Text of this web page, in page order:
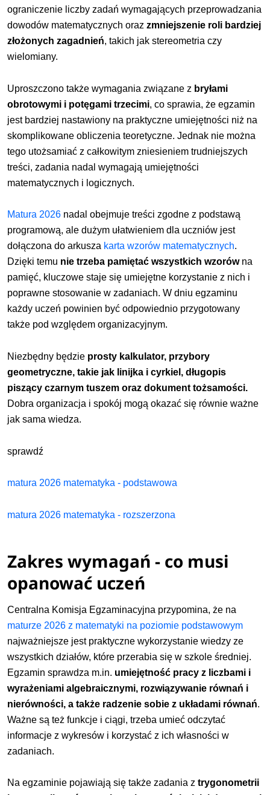
ograniczenie liczby zadań wymagających przeprowadzania
dowodów matematycznych orazzmniejszenie roli bardziej
złożonych zagadnień, takich jak stereometria czy
wielomiany.
Uproszczonotakże wymagania związane z bryłami
obrotowymi i potęgami trzecimi, co sprawia, że egzamin
jest bardziej nastawiony na praktyczne umiejętności niż na
skomplikowane obliczenia teoretyczne. Jednak nie można
tego utożsamiać z całkowitym zniesieniemtrudniejszych
treści, zadania nadal wymagają umiejętności
matematycznych i logicznych.
Matura 2026 nadal obejmuje treści zgodne z podstawą
programową, ale dużym ułatwieniem dla uczniów jest
dołączona do arkusza karta wzorów matematycznych.
Dzięki temu nie trzeba pamiętać wszystkich wzorówna
pamięć, kluczowe staje się umiejętne korzystanie z nich i
poprawne stosowanie w zadaniach. W dniu egzaminu
każdy uczeń powinien być odpowiednio przygotowany
także pod względem organizacyjnym.
Niezbędny będzie prosty kalkulator, przybory
geometryczne, takie jak linijka i cyrkiel, długopis
piszący czarnym tuszem oraz dokument tożsamości.
Dobra organizacja i spokój mogą okazać się równieważne
jak sama wiedza.
sprawdź
matura 2026 matematyka - podstawowa
matura 2026 matematyka - rozszerzona
Zakres wymagań - co musi
opanować uczeń
Centralna Komisja Egzaminacyjna przypomina, że na
maturze 2026 z matematyki na poziomie podstawowym
najważniejsze jest praktyczne wykorzystanie wiedzy ze
wszystkich działów, które przerabia się w szkole średniej.
Egzamin sprawdza m.in. umiejętność pracy z liczbami i
wyrażeniami algebraicznymi, rozwiązywanie równań i
nierówności, a także radzenie sobie z układami równań.
Ważne są też funkcje i ciągi, trzeba umieć odczytać
informacje zwykresów i korzystać z ich własności w
zadaniach.
Na egzaminie pojawiają się także zadania ztrygonometrii